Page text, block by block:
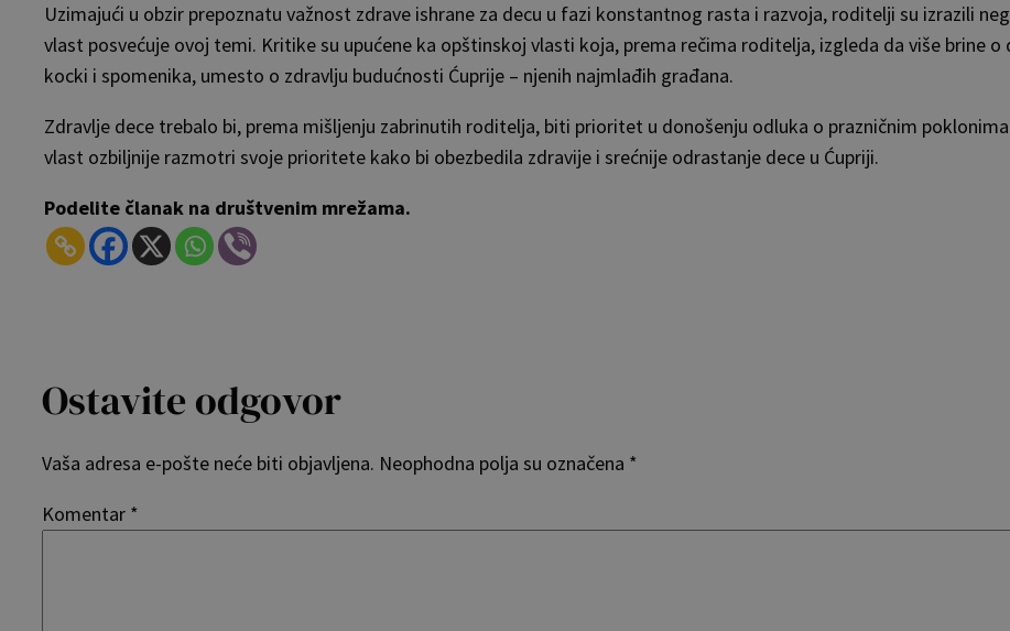
Uzimajući u obzir prepoznatu važnost zdrave ishrane za decu u fazi konstantnog rasta i razvoja, roditelji su izrazili
vlast posvećuje ovoj temi. Kritike su upućene ka opštinskoj vlasti koja, prema rečima roditelja, izgleda da više brine
kocki i spomenika, umesto o zdravlju budućnosti Ćuprije – njenih najmlađih građana.
Zdravlje dece trebalo bi, prema mišljenju zabrinutih roditelja, biti prioritet u donošenju odluka o prazničnim
vlast ozbiljnije razmotri svoje prioritete kako bi obezbedila zdravije i srećnije odrastanje dece u Ćupriji.
Podelite članak na društvenim mrežama.
Ostavite odgovor
Vaša adresa e-pošte neće biti objavljena. Neophodna polja su označena *
Komentar *